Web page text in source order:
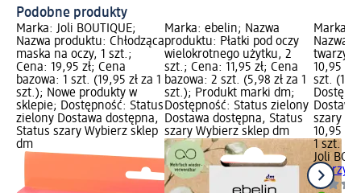
Podobne produkty
Marka: Joli BOUTIQUE;
Nazwa produktu: Chłodząca
maska na oczy, 1 szt.;
Cena: 19,95 zł; Cena
bazowa: 1 szt. (19,95 zł za 1
szt.); Nowe produkty w
sklepie; Dostępność: Status
zielony Dostawa dostępna,
Status szary Wybierz sklep
dm
Marka: ebelin; Nazwa
produktu: Płatki pod oczy
wielokrotnego użytku, 2
szt.; Cena: 11,95 zł; Cena
bazowa: 2 szt. (5,98 zł za 1
szt.); Produkt marki dm;
Dostępność: Status zielony
Dostawa dostępna, Status
szary Wybierz sklep dm
Marka:
Nazwa
twarzy
10,95
szt.
szary
10,95 zł
1 szt.
Joli
twarzy